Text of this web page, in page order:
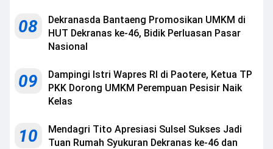
08
Dekranasda Bantaeng Promosikan UMKM di
HUT Dekranas ke-46, Bidik Perluasan Pasar
Nasional
09
Dampingi Istri Wapres RI di Paotere, Ketua TP
PKK Dorong UMKM Perempuan Pesisir Naik
Kelas
10
Mendagri Tito Apresiasi Sulsel Sukses Jadi
Tuan Rumah Syukuran Dekranas ke-46 dan